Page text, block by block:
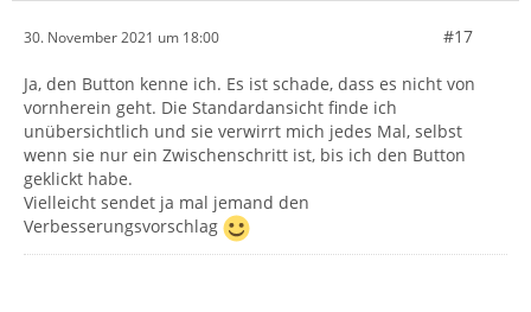
30. November 2021 um 18:00 #17
Ja, den Button kenne ich. Es ist schade, dass es nicht von
vornherein geht. Die Standardansicht finde ich
unübersichtlich und sie verwirrt mich jedes Mal, selbst
wenn sie nur ein Zwischenschritt ist, bis ich den Button
geklickt habe.
Vielleicht sendet ja mal jemand den
Verbesserungsvorschlag